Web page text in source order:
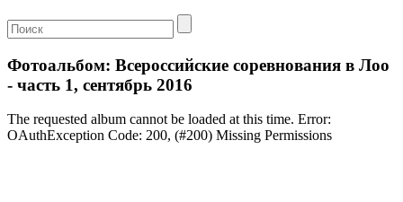
Фотоальбом: Всероссийские соревнования в Лоо
- часть 1, сентябрь 2016
The requested album cannot be loaded at this time. Error:
OAuthException Code: 200, (#200) Missing Permissions